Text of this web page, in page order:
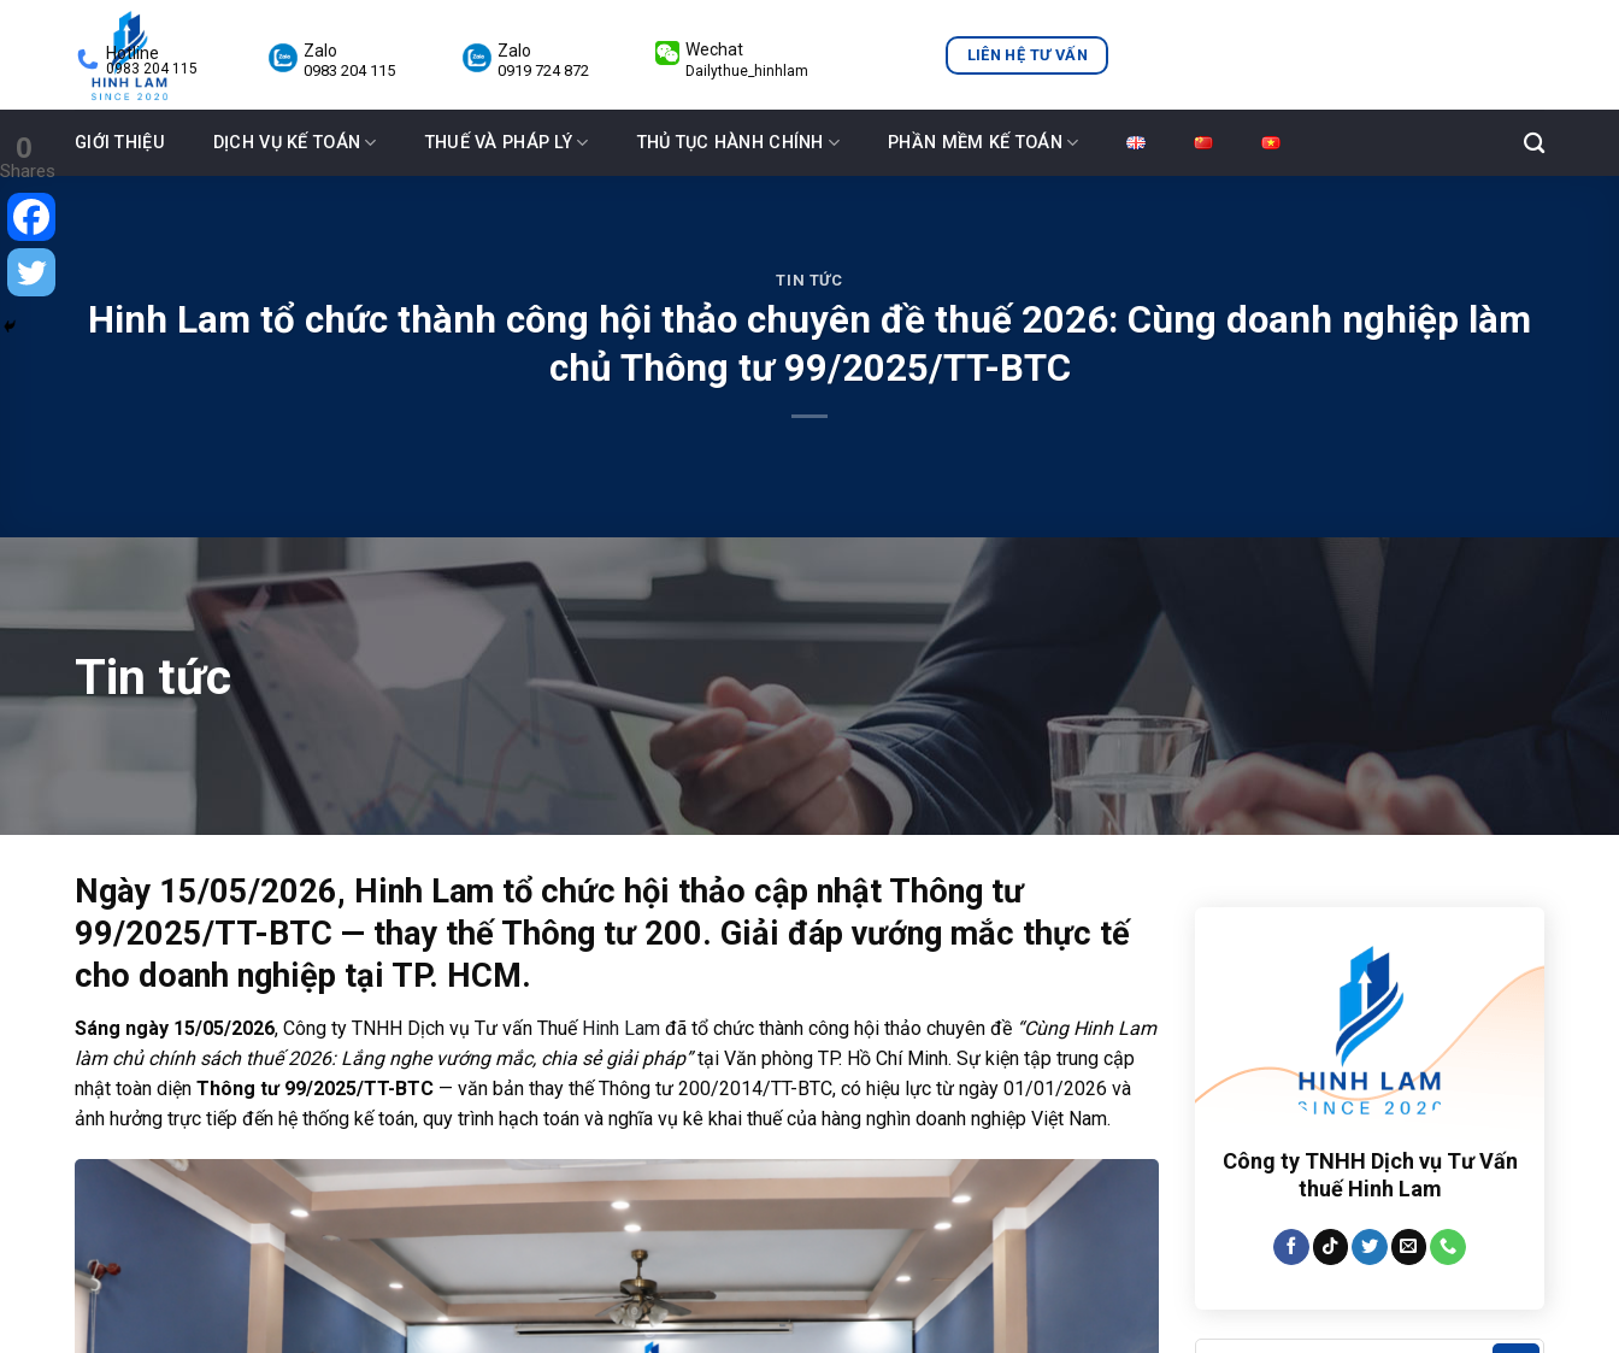
Hotline
0983 204 115
Zalo
0983 204 115
Zalo
0919 724 872
Wechat
Dailythue_hinhlam
LIÊN HỆ TƯ VẤN
GIỚI THIỆU DỊCH VỤ KẾ TOÁN THUẾ VÀ PHÁP LÝ THỦ TỤC HÀNH CHÍNH PHẦN MỀM KẾ TOÁN
TIN TỨC
Hinh Lam tổ chức thành công hội thảo chuyên đề thuế 2026: Cùng doanh nghiệp làm
chủ Thông tư 99/2025/TT-BTC
Tin tức
Ngày 15/05/2026, Hinh Lam tổ chức hội thảo cập nhật Thông tư
99/2025/TT-BTC — thay thế Thông tư 200. Giải đáp vướng mắc thực tế
cho doanh nghiệp tại TP. HCM.
Sáng ngày 15/05/2026, Công ty TNHH Dịch vụ Tư vấn Thuế Hinh Lam đã tổ chức thành công hội thảo chuyên đề “Cùng Hinh Lam
làm chủ chính sách thuế 2026: Lắng nghe vướng mắc, chia sẻ giải pháp”tại Văn phòng TP. Hồ Chí Minh. Sự kiện tập trung cập
nhật toàn diện Thông tư 99/2025/TT-BTC — văn bản thay thế Thông tư 200/2014/TT-BTC, có hiệu lực từ ngày 01/01/2026 và
ảnh hưởng trực tiếp đến hệ thống kế toán, quy trình hạch toán và nghĩa vụ kê khai thuế của hàng nghìn doanh nghiệp Việt Nam.
0
Shares
Công ty TNHH Dịch vụ Tư Vấn
thuế Hinh Lam